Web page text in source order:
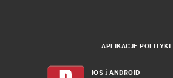
APLIKACJE POLITYKI
IOS i ANDROID